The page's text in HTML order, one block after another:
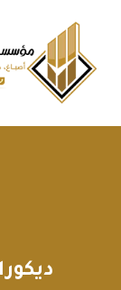
المحتوى